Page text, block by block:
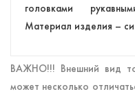
головками
Материал изделия –
ВАЖНО!!! Внешний вид
может несколько